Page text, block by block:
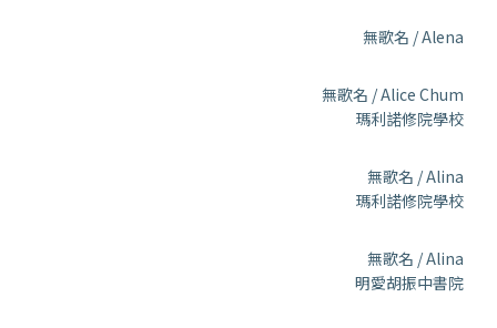
無歌名 / Alena
無歌名 / Alice Chum
瑪利諾修院學校
無歌名 / Alina
瑪利諾修院學校
無歌名 / Alina
明愛胡振中書院